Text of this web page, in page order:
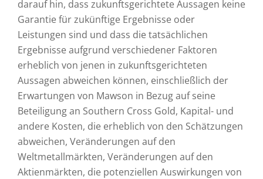
darauf hin, dass zukunftsgerichtete Aussagen keine
Garantie für zukünftige Ergebnisse oder
Leistungen sind und dass die tatsächlichen
Ergebnisse aufgrund verschiedener Faktoren
erheblich von jenen in zukunftsgerichteten
Aussagen abweichen können, einschließlich der
Erwartungen von Mawson in Bezug auf seine
Beteiligung an Southern Cross Gold, Kapital- und
andere Kosten, die erheblich von den Schätzungen
abweichen, Veränderungen auf den
Weltmetallmärkten, Veränderungen auf den
Aktienmärkten, die potenziellen Auswirkungen von